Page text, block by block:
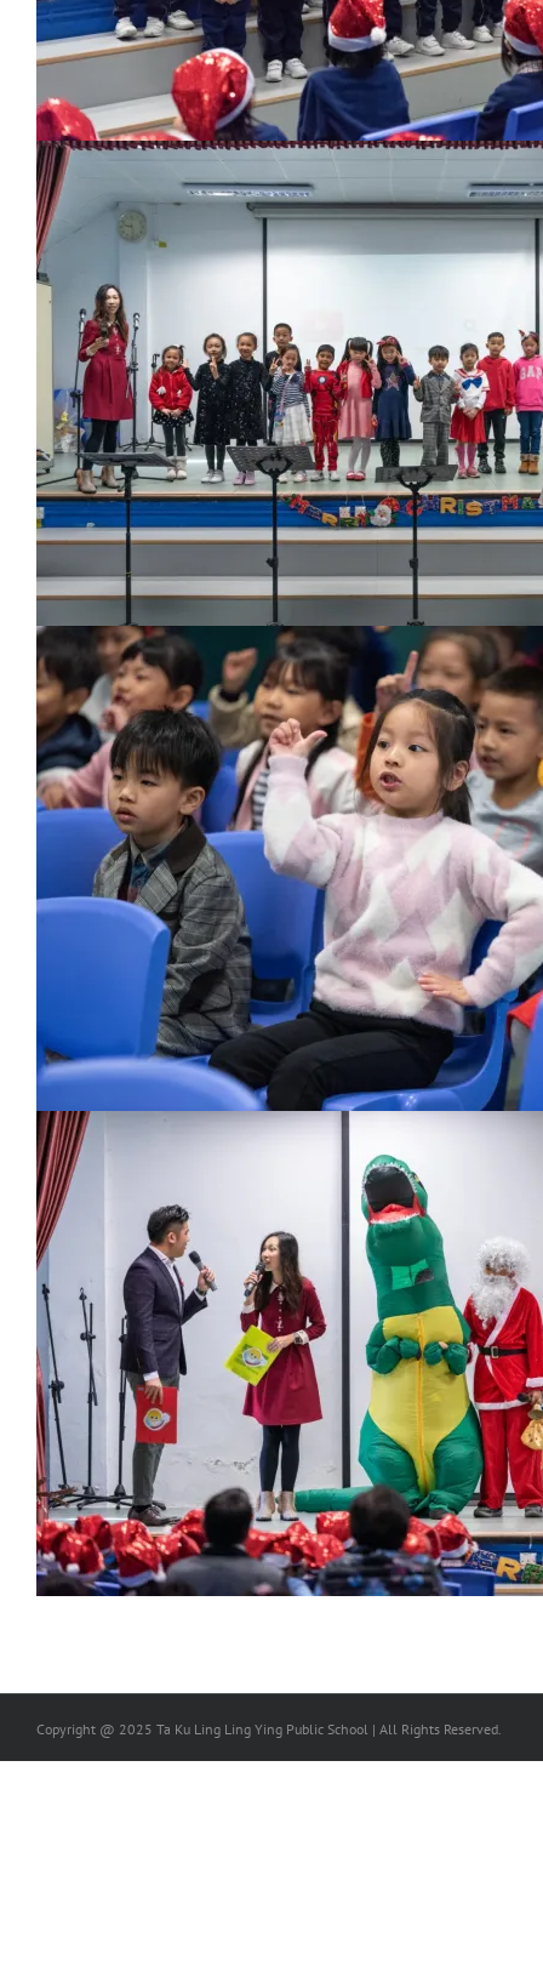
Copyright @ 2025 Ta Ku Ling Ling Ying Public School | All Rights Reserved.